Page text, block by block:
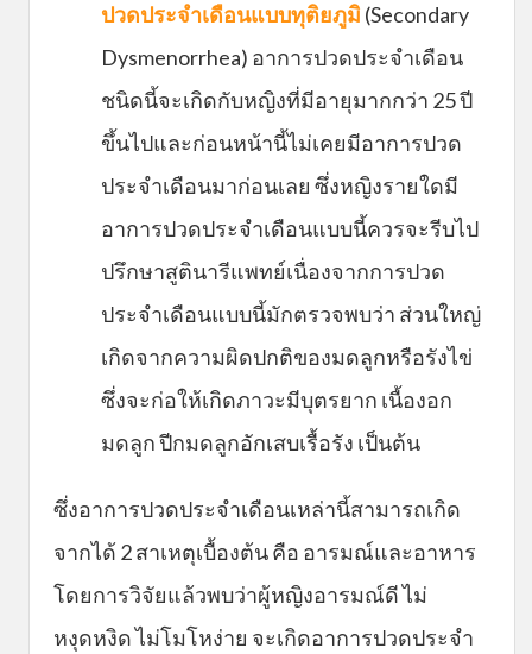
ปวดประจำเดือนแบบทุติยภูมิ (Secondary
Dysmenorrhea) อาการปวดประจำเดือน
ชนิดนี้จะเกิดกับหญิงที่มีอายุมากกว่า 25 ปี
ขึ้นไปและก่อนหน้านี้ไม่เคยมีอาการปวด
ประจำเดือนมาก่อนเลย ซึ่งหญิงรายใดมี
อาการปวดประจำเดือนแบบนี้ควรจะรีบไป
ปรึกษาสูตินารีแพทย์เนื่องจากการปวด
ประจำเดือนแบบนี้มักตรวจพบว่า ส่วนใหญ่
เกิดจากความผิดปกติของมดลูกหรือรังไข่
ซึ่งจะก่อให้เกิดภาวะมีบุตรยาก เนื้องอก
มดลูก ปีกมดลูกอักเสบเรื้อรัง เป็นต้น
ซึ่งอาการปวดประจำเดือนเหล่านี้สามารถเกิด
จากได้ 2 สาเหตุเบื้องต้น คือ อารมณ์และอาหาร
โดยการวิจัยแล้วพบว่าผู้หญิงอารมณ์ดี ไม่
หงุดหงิด ไม่โมโหง่าย จะเกิดอาการปวดประจำ